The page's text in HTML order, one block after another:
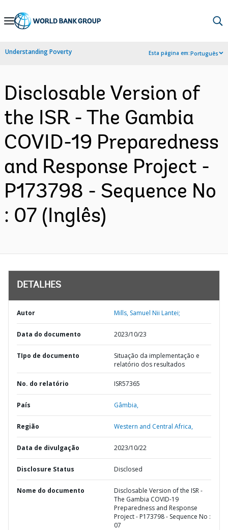
Skip
Navigation
Understanding Poverty Esta página em:Português
Disclosable Version of
the ISR - The Gambia
COVID-19 Preparedness
and Response Project -
P173798 - Sequence No
: 07 (Inglês)
DETALHES
Autor Mills, Samuel Nii Lantei;
Data do documento 2023/10/23
TIpo de documento
Situação da implementação e
relatório dos resultados
No. do relatório ISR57365
País Gâmbia,
Região Western and Central Africa,
Data de divulgação 2023/10/22
Disclosure Status Disclosed
Nome do documento
Disclosable Version of the ISR -
The Gambia COVID-19
Preparedness and Response
Project - P173798 - Sequence No :
07